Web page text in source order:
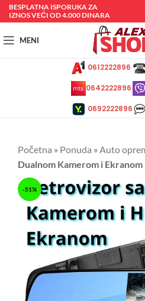
BESPLATNA ISPORUKA ZA
IZNOS VEĆI OD 4.000 DINARA
MENI
0612222896
0642222896
0692222896
Početna » Ponuda » Auto
Dualnom Kamerom i Ekranom
-51%